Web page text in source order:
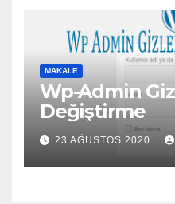
MAKALE
Wp-Admin
Değiştirme
23 AĞUSTOS 2020